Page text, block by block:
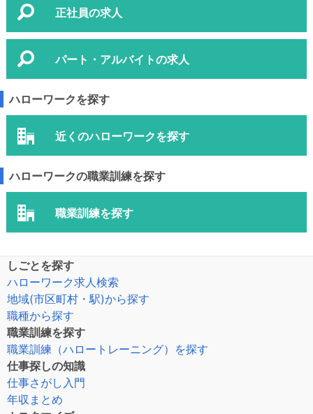
正社員の求人
パート・アルバイトの求人
ハローワークを探す
近くのハローワークを探す
ハローワークの職業訓練を探す
職業訓練を探す
しごとを探す
ハローワーク求人検索
地域(市区町村・駅)から探す
職種から探す
職業訓練を探す
職業訓練（ハロートレーニング）を探す
仕事探しの知識
仕事さがし入門
年収まとめ